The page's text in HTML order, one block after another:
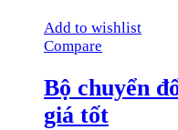
Add to wishlist
Compare
Bộ chuyển
giá tốt